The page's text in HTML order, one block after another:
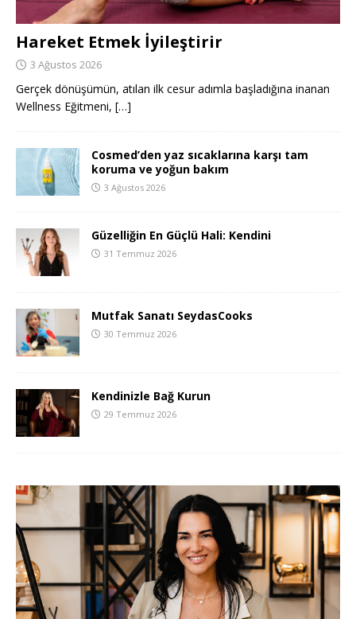
Hareket Etmek İyileştirir
3 Ağustos 2026
Gerçek dönüşümün, atılan ilk cesur adımla başladığına inanan
Wellness Eğitmeni, […]
Cosmed’den yaz sıcaklarına karşı tam
koruma ve yoğun bakım
3 Ağustos 2026
Güzelliğin En Güçlü Hali: Kendini
31 Temmuz 2026
Mutfak Sanatı SeydasCooks
30 Temmuz 2026
Kendinizle Bağ Kurun
29 Temmuz 2026